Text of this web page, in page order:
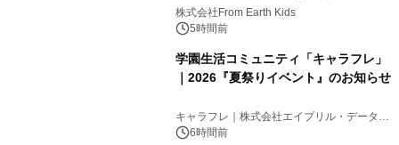
(日)開催
株式会社From Earth Kids
5時間前
学園生活コミュニティ「キャラフレ」
｜2026『夏祭りイベント』のお知らせ
キャラフレ｜株式会社エイプリル・データ・
デザインズ
6時間前